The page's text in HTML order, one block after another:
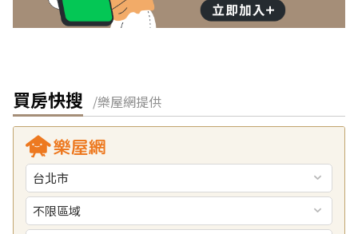
買房快搜 /樂屋網提供